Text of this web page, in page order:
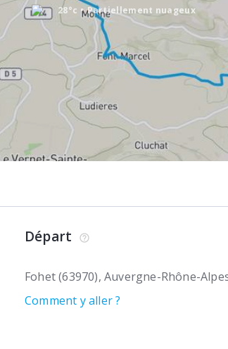
28°c Partiellement nuageux
Départ
Fohet (63970) Auvergne-Rhône-
Comment y aller ?